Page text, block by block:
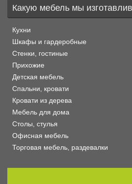
Какую мебель мы
Кухни
Шкафы и гардеробные
Стенки, гостиные
Прихожие
Детская мебель
Спальни, кровати
Кровати из дерева
Мебель для дома
Столы, стулья
Офисная мебель
Торговая мебель, раздевалки